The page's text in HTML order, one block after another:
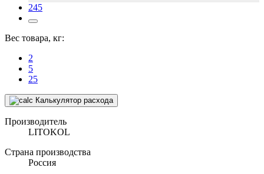
245
Вес товара, кг:
2
5
25
Калькулятор расхода
Производитель
LITOKOL
Страна производства
Россия